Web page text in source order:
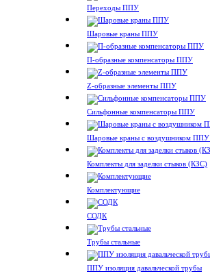
Переходы ППУ
Шаровые краны ППУ
П-образные компенсаторы ППУ
Z-образные элементы ППУ
Сильфонные компенсаторы ППУ
Шаровые краны с воздушником ППУ
Комплекты для заделки стыков (КЗС)
Комплектующие
СОДК
Трубы стальные
ППУ изоляция давальческой трубы